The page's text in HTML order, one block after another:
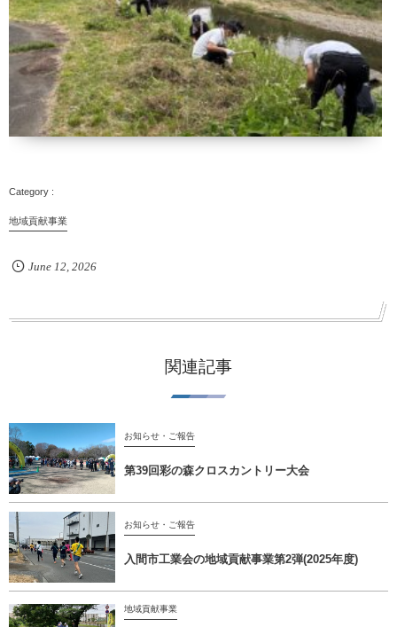
地域貢献事業
June 12, 2026
関連記事
お知らせ・ご報告
第39回彩の森クロスカントリー大会
お知らせ・ご報告
入間市工業会の地域貢献事業第2弾(2025年度)
地域貢献事業